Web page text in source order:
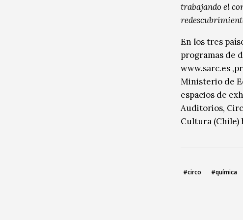
trabajando el
En los tres
programas de
www.sarc.es
Ministerio de
espacios de
Auditorios,
Cultura
#circo #química